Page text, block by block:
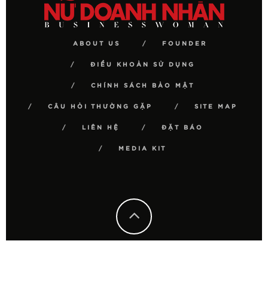
ABOUT US FOUNDER
ĐIỀU KHOẢN SỬ DỤNG
CHÍNH SÁCH BẢO MẬT
CÂU HỎI THƯỜNG GẶP SITE MAP
LIÊN HỆ ĐẶT BÁO
MEDIA KIT